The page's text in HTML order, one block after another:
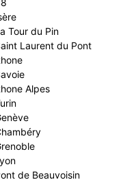
Tour du Pin
Laurent du Pont
Alpes
de Beauvoisin